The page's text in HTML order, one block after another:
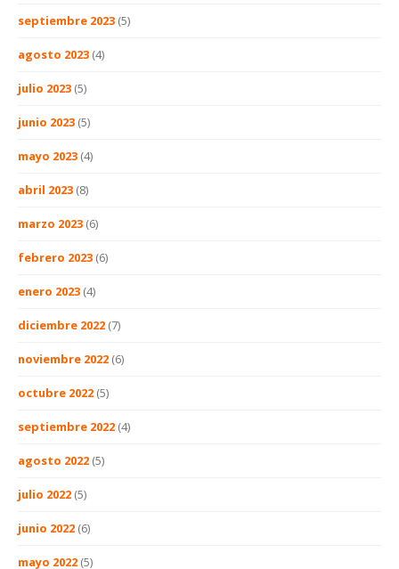
septiembre 2023 (5)
agosto 2023 (4)
julio 2023 (5)
junio 2023 (5)
mayo 2023 (4)
abril 2023 (8)
marzo 2023 (6)
febrero 2023 (6)
enero 2023 (4)
diciembre 2022 (7)
noviembre 2022 (6)
octubre 2022 (5)
septiembre 2022 (4)
agosto 2022 (5)
julio 2022 (5)
junio 2022 (6)
mayo 2022 (5)